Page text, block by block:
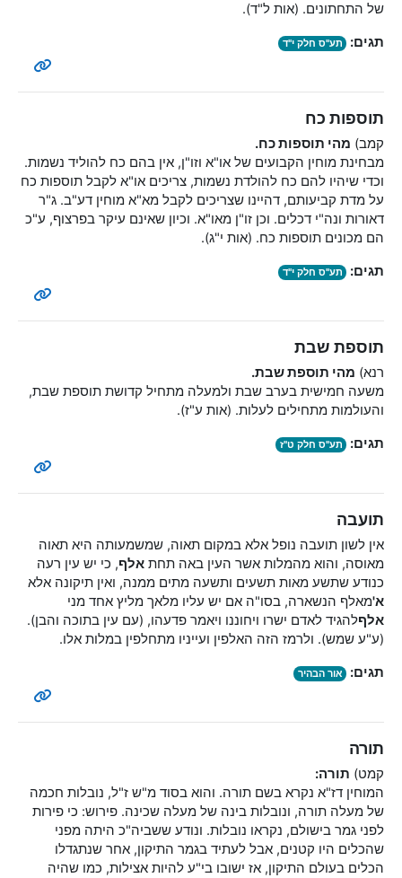
של התחתונים. (אות ל"ד).
תגים: תע"ס חלק י"ד
תוספות כח
קמב) מהי תוספות כח.
מבחינת מוחין הקבועים של או"א וזו"ן, אין בהם כח להוליד נשמות.
וכדי שיהיו להם כח להולדת נשמות, צריכים או"א לקבל תוספות כח
על מדת קביעותם, דהיינו שצריכים לקבל מא"א מוחין דע"ב. ג"ר
דאורות ונה"י דכלים. וכן זו"ן מאו"א. וכיון שאינם עיקר בפרצוף, ע"כ
הם מכונים תוספות כח. (אות י"ג).
תגים: תע"ס חלק י"ד
תוספת שבת
רנא) מהי תוספת שבת.
משעה חמישית בערב שבת ולמעלה מתחיל קדושת תוספת שבת,
והעולמות מתחילים לעלות. (אות ע"ז).
תגים: תע"ס חלק ט"ז
תועבה
אין לשון תועבה נופל אלא במקום תאוה, שמשמעותה היא תאוה
מאוסה, והוא מהמלות אשר העין באה תחת אלף, כי יש עין רעה
כנודע שתשע מאות תשעים ותשעה מתים ממנה, ואין תיקונה אלא
א'מאלף הנשארה, בסו"ה אם יש עליו מלאך מליץ אחד מני
אלףלהגיד לאדם ישרו ויחוננו ויאמר פדעהו, (עם עין בתוכה והבן).
(ע"ע שמש). ולרמז הזה האלפין ועייניו מתחלפין במלות אלו.
תגים: אור הבהיר
תורה
קמט) תורה:
המוחין דז"א נקרא בשם תורה. והוא בסוד מ"ש ז"ל, נובלות חכמה
של מעלה תורה, ונובלות בינה של מעלה שכינה. פירוש: כי פירות
לפני גמר בישולם, נקראו נובלות. ונודע ששביה"כ היתה מפני
שהכלים היו קטנים, אבל לעתיד בגמר התיקון, אחר שנתגדלו
הכלים בעולם התיקון, אז ישובו בי"ע להיות אצילות, כמו שהיה